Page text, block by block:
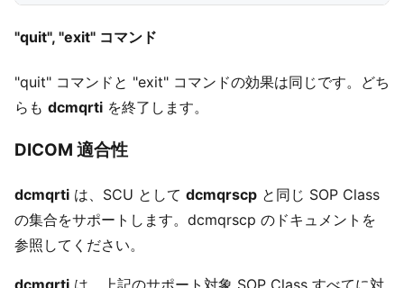
"quit", "exit" コマンド
"quit" コマンドと "exit" コマンドの効果は同じです。どち
らも dcmqrti を終了します。
DICOM 適合性
dcmqrti は、SCU として dcmqrscp と同じ SOP Class
の集合をサポートします。dcmqrscp のドキュメントを
参照してください。